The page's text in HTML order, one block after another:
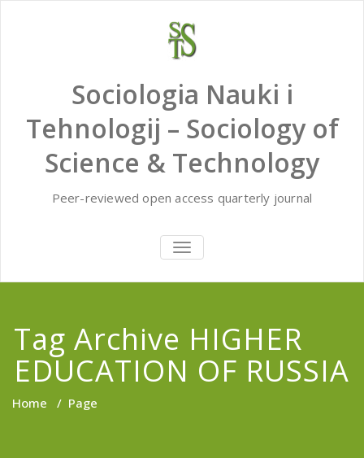
Sociologia Nauki i
Tehnologij – Sociology of
Science & Technology
Peer-reviewed open access quarterly journal
TOGGLE
NAVIGATION
Tag Archive HIGHER
EDUCATION OF RUSSIA
Home / Page